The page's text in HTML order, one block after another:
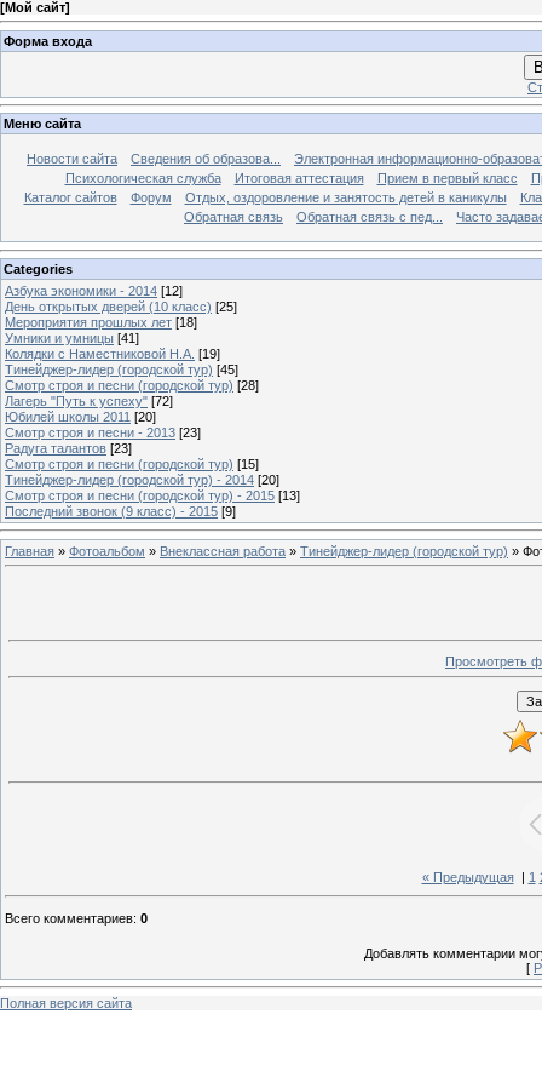
[Мой сайт]
Форма входа
Меню сайта
Новости сайта Сведения об образова...
Электронная информационно-
Психологическая служба
Итоговая аттестация Прием в первый класс
Каталог сайтов
Форум Отдых, оздоровление и занятость детей в каникулы
Обратная связь
Обратная связь с пед... Часто
Categories
Азбука экономики - 2014 [12]
День открытых дверей (10 класс) [25]
Мероприятия прошлых лет [18]
Умники и умницы [41]
Колядки с Наместниковой Н.А. [19]
Тинейджер-лидер (городской тур) [45]
Смотр строя и песни (городской тур) [28]
Лагерь "Путь к успеху" [72]
Юбилей школы 2011 [20]
Смотр строя и песни - 2013 [23]
Радуга талантов [23]
Смотр строя и песни (городской тур) [15]
Тинейджер-лидер (городской тур) - 2014 [20]
Смотр строя и песни (городской тур) - 2015 [13]
Последний звонок (9 класс) - 2015 [9]
Главная » Фотоальбом » Внеклассная работа » Тинейджер-лидер (городской тур) »
Просмотреть
« Предыдущая| 1
Всего комментариев: 0
Добавлять комментарии
[
Полная версия сайта